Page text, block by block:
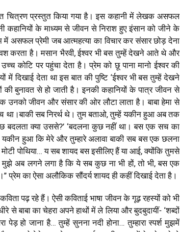
चित्रण प्रस्तुत किया गया है। इस कहानी में लेखक असफल
कहानियों के माध्यम से जीवन से निराश हुए इंसान को जीने के
में असफल प्रेमी जब आत्महत्या का विचार कर संसार छोड़ देना
करता है। मसान भैरवी, ईश्वर भी बस तुम्हें देखने आते थे और
कोटि पर पहुंचा देता है। प्रेम को छू पाना मानो ईश्वर की
में दिखाई देता था इस बात की पुष्टि ‘ईश्वर भी बस तुम्हें देखने
की बुनावत से हो जाती है। इनकी कहानियों के पात्र जीवन से
जीवन और संसार की ओर लौटा लाता है। बाबा हेमा से
था।बाकी सब निरर्थ थे। तुम बताओ, तुम्हें यकीन हुआ अब तक
बदलता क्या उससे?’ ‘बदलना कुछ नहीं था। बस एक सच का
हुआ कि मेरे और तुम्हारे अलावा बाकी सब बस एक छलना
मोटी पोथिया… य सब शायद बस इसीलिए हैं या आई, क्योंकि तुमसे
मुझे अब लगने लगा है कि ये सब कुछ ना भी हों, तो भी, बस एक
प्रेम का ऐसा अलौकिक सौंदर्य शायद ही कहीं दिखाई देता है।
पढ़ रहे हैं। ऐसी कविताई भाषा जीवन के गूढ़ रहस्यों को भी
बाबा का चेहरा अपने हाथों में ले लिया और बुदबुदायीं- ‘शब्दों
हो जाना है… तुम्हें सुनना नदी होना… तुम्हारा स्पर्श मुझमें